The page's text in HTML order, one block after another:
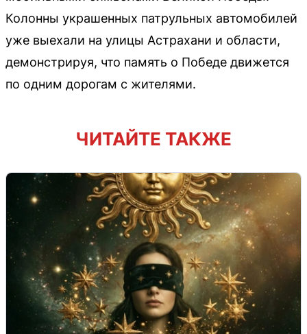
Колонны украшенных патрульных автомобилей
уже выехали на улицы Астрахани и области,
демонстрируя, что память о Победе движется
по одним дорогам с жителями.
ЧИТАЙТЕ ТАКЖЕ